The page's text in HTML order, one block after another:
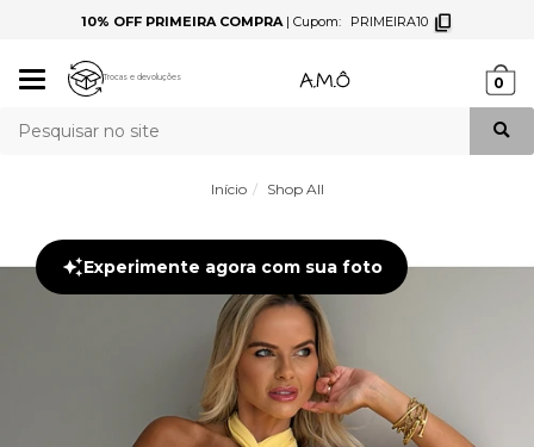
10% OFF PRIMEIRA COMPRA| Cupom: PRIMEIRA10
Mudar
Trocas e devoluções 0
Início Shop All
Experimente agora com sua foto